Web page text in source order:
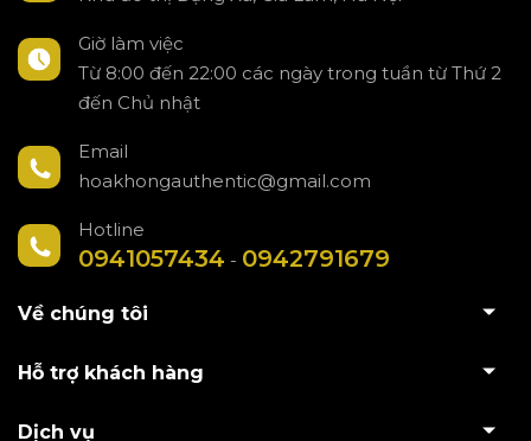
Giờ làm việc
Từ 8:00 đến 22:00 các ngày trong tuần từ Thứ 2
đến Chủ nhật
Email
hoakhongauthentic@gmail.com
Hotline
0941057434 - 0942791679
Về chúng tôi
Hỗ trợ khách hàng
Dịch vụ